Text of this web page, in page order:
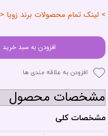
> لینک تمام محصولات برند زویا <
افزودن به سبد خرید
افزودن به علاقه مندی ها
مشخصات محصول
مشخصات کلی